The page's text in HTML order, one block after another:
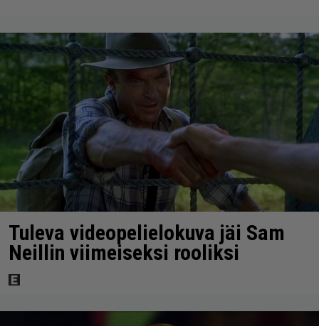
Tuleva videopelielokuva jäi Sam
Neillin viimeiseksi rooliksi